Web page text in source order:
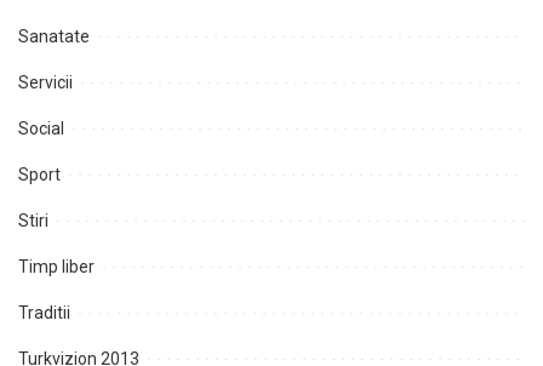
Sanatate
Servicii
Social
Sport
Stiri
Timp liber
Traditii
Turkvizion 2013